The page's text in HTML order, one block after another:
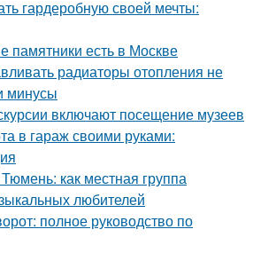
гардеробную своей мечты:
памятники есть в Москве
радиаторы отопления не
минусы
включают посещение музеев
в гараж своими руками:
как местная группа
любителей
полное руководство по